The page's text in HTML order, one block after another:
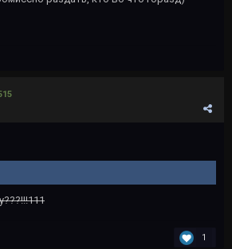
1